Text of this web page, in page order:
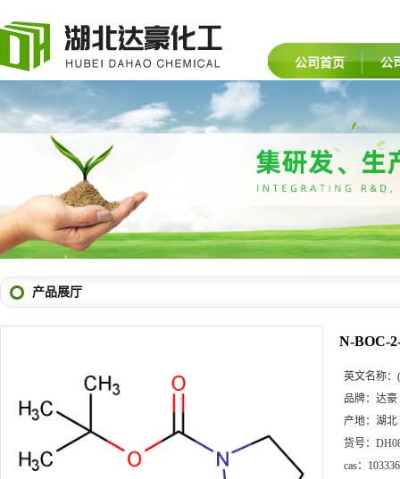
公司首页 公
产品展厅
N-BOC-
英文名称：
品牌： 达豪
产地： 湖北
货号：
cas：